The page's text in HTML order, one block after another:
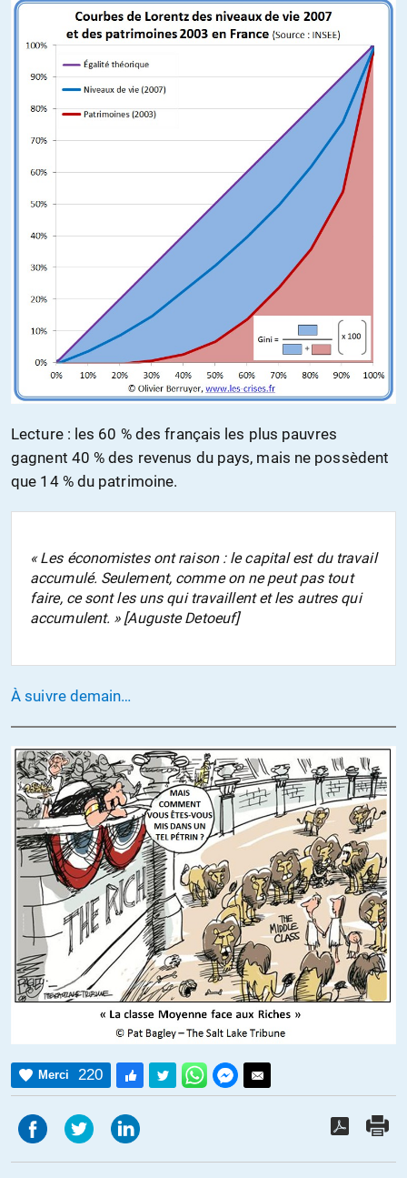
Lecture : les 60 % des français les plus pauvres
gagnent 40 % des revenus du pays, mais ne possèdent
que 14 % du patrimoine.
« Les économistes ont raison : le capital est du travail
accumulé. Seulement, comme on ne peut pas tout
faire, ce sont les uns qui travaillent et les autres qui
accumulent. » [Auguste Detoeuf]
À suivre demain…
Merci 220